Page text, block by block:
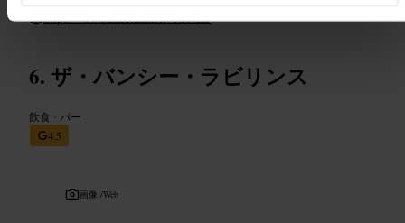
http://www.bannermanslive.co.uk/
ザ・バンシー・ラビリンス
飲食 • バー
4.5
画像 /Web